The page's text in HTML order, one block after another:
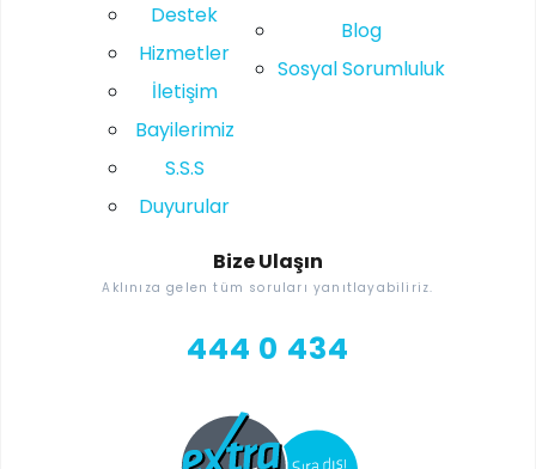
Destek
Hizmetler
İletişim
Bayilerimiz
S.S.S
Duyurular
Blog
Sosyal Sorumluluk
Bize Ulaşın
Aklınıza gelen tüm soruları yanıtlayabiliriz.
444 0 434